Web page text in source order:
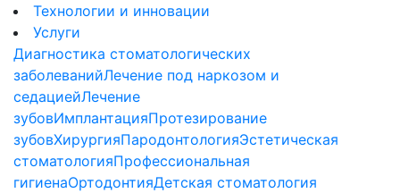
Технологии и инновации
Услуги
Диагностика стоматологических
заболеванийЛечение под наркозом и
седациейЛечение
зубовИмплантацияПротезирование
зубовХирургияПародонтологияЭстетическая
стоматологияПрофессиональная
гигиенаОртодонтияДетская стоматология